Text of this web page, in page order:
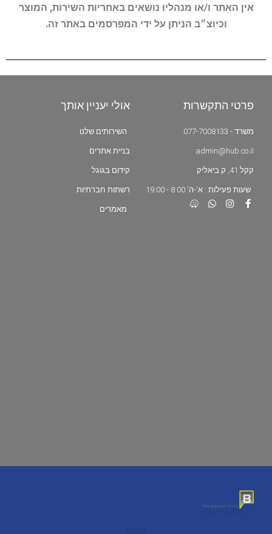
אין האתר ו/או מנהליו נושאים באחריות השירות, המוצר
וכיוצ״ב הניתן על ידי המפרסמים באתר זה.
פרטי התקשרות
משרד - 077-7008133
admin@hub.co.il
קקל 41, ק.ביאליק
שעות פעילות : א'-ה' 8:00 - 19:00
אולי יעניין אותך
השירותים שלנו
בניית אתרים
קידום בגוגל
רשתות חברתיות
מאמרים